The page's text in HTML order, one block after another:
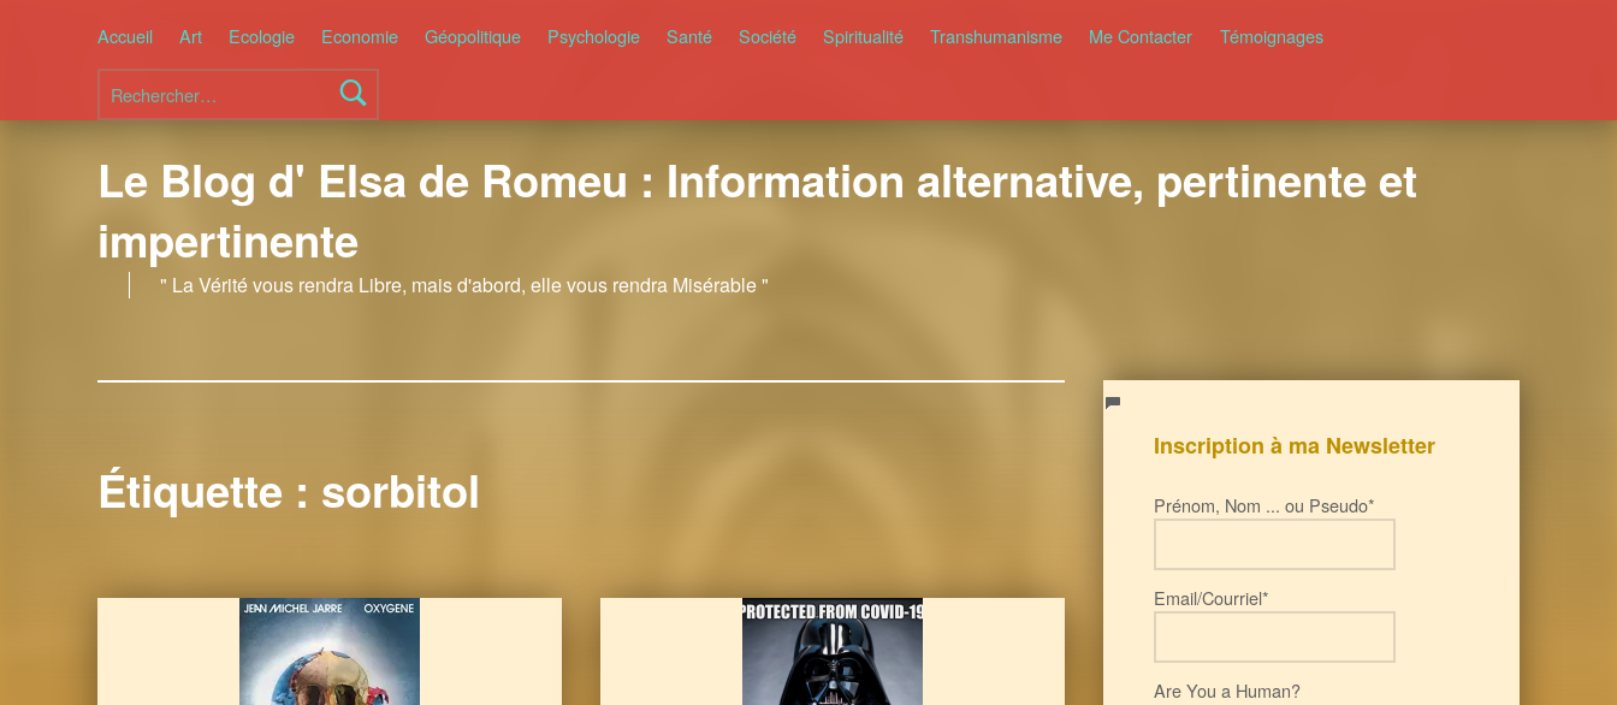
Rechercher :
Accueil Art Ecologie Economie Géopolitique Psychologie Santé Société Spiritualité Transhumanisme Me Contacter Témoignages
Le Blog d' Elsa de Romeu : Information alternative, pertinente et
impertinente
" La Vérité vous rendra Libre, mais d'abord, elle vous rendra Misérable "
Étiquette : sorbitol
Inscription à ma Newsletter
Prénom, Nom ... ou Pseudo*
Email/Courriel*
Are You a Human?